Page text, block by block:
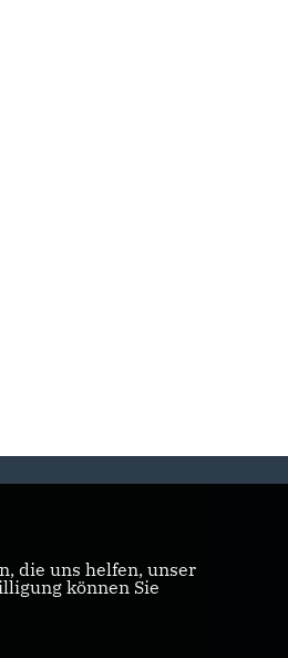
die uns helfen, unser
können Sie